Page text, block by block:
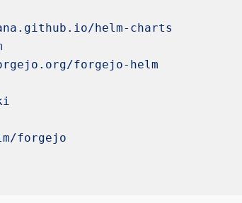
helm-charts
forgejo-helm
forgejo